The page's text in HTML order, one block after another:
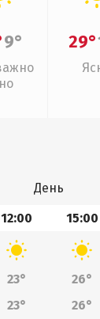
9° 29°
День
12:00 15:00
23° 26°
23° 26°